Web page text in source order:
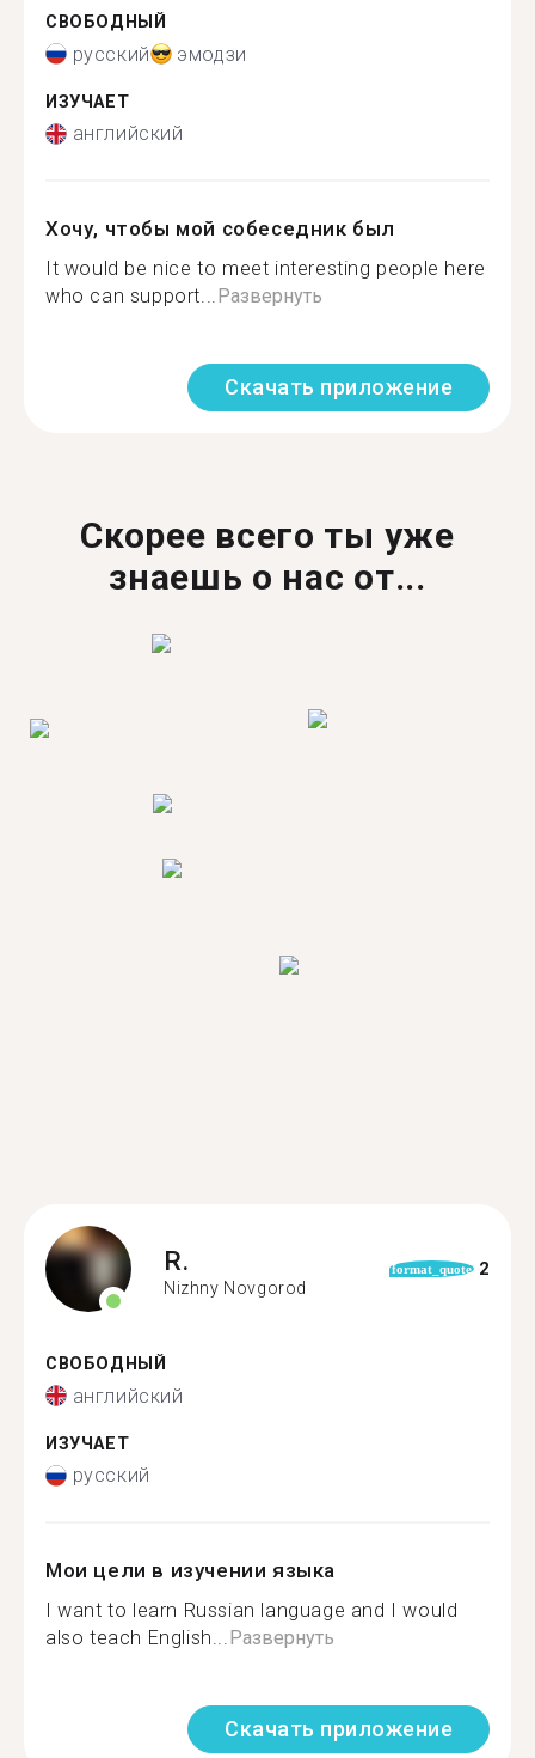
СВОБОДНЫЙ
русский эмодзи
ИЗУЧАЕТ
английский
Хочу, чтобы мой собеседник был
It would be nice to meet interesting people here
who can support...Развернуть
Скачать приложение
Скорее всего ты уже
знаешь о нас от...
R.
Nizhny Novgorod
format_quote 2
СВОБОДНЫЙ
английский
ИЗУЧАЕТ
русский
Мои цели в изучении языка
I want to learn Russian language and I would
also teach English...Развернуть
Скачать приложение